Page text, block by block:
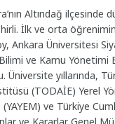
Altındağ ilçesinde
İlk ve orta
Ankara Üniversitesi
ve Kamu Yönetimi
Üniversite yıllarında,
(TODAİE) Yerel
ve Türkiye